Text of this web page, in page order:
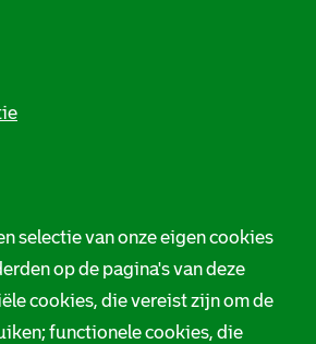
selectie van onze eigen cookies
op de pagina's van deze
cookies, die vereist zijn om de
functionele cookies, die